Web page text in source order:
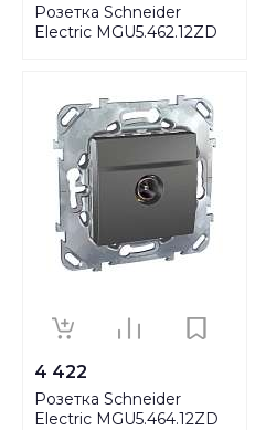
Розетка Schneider
Electric MGU5.462.12ZD
4 422
Розетка Schneider
Electric MGU5.464.12ZD